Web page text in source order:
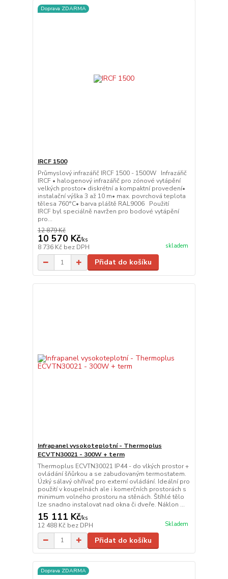
Doprava ZDARMA
IRCF 1500
Průmyslový infrazářič IRCF 1500 - 1500W Infrazářič
IRCF • halogenový infrazářič pro zónové vytápění
velkých prostor• diskrétní a kompaktní provedení•
instalační výška 3 až 10 m• max. povrchová teplota
tělesa 760°C• barva pláště RAL9006 Použití
IRCF byl speciálně navržen pro bodové vytápění
pro...
12 879 Kč
10 570 Kč/ks
8 736 Kč bez DPH skladem
Přidat do košíku
Infrapanel vysokoteplotní - Thermoplus
ECVTN30021 - 300W + term
Thermoplus ECVTN30021 IP44 - do vlkých prostor +
ovládání šňůrkou a se zabudovaným termostatem.
Úzký sálavý ohřívač pro externí ovládání. Ideální pro
použití v koupelnách ale i komerčních prostorách s
minimum volného prostoru na stěnách. Štíhlé tělo
lze snadno instalovat nad okna či dveře. Náklon ...
15 111 Kč/ks
12 488 Kč bez DPH Skladem
Přidat do košíku
Doprava ZDARMA